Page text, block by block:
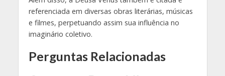
referenciada em diversas obras literárias, músicas
e filmes, perpetuando assim sua influência no
imaginário coletivo.
Perguntas Relacionadas